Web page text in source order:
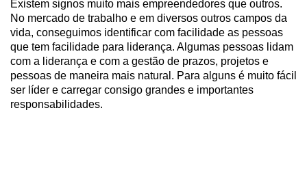
Existem signos muito mais empreendedores que outros.
No mercado de trabalho e em diversos outros campos da
vida, conseguimos identificar com facilidade as pessoas
que tem facilidade para liderança. Algumas pessoas lidam
com a liderança e com a gestão de prazos, projetos e
pessoas de maneira mais natural. Para alguns é muito fácil
ser líder e carregar consigo grandes e importantes
responsabilidades.